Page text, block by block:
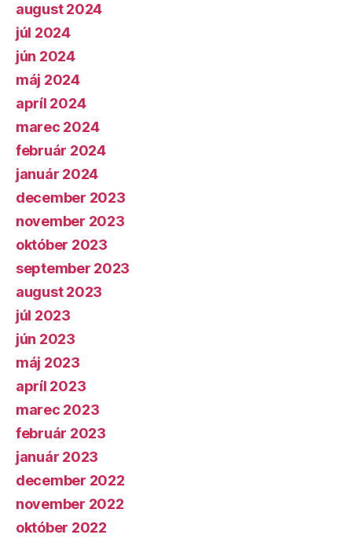
august 2024
júl 2024
jún 2024
máj 2024
apríl 2024
marec 2024
február 2024
január 2024
december 2023
november 2023
október 2023
september 2023
august 2023
júl 2023
jún 2023
máj 2023
apríl 2023
marec 2023
február 2023
január 2023
december 2022
november 2022
október 2022